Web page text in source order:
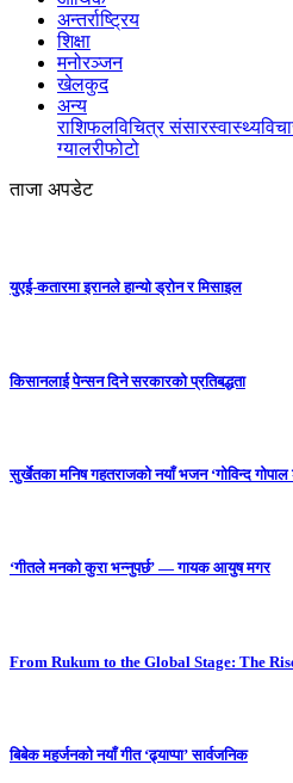
अन्तर्राष्ट्रिय
शिक्षा
मनोरञ्जन
खेलकुद
अन्य
राशिफलविचित्र संसारस्वास्थ्य
ग्यालरीफोटो
ताजा अपडेट
युएई-कतारमा इरानले हान्यो ड्रोन र मिसाइल
किसानलाई पेन्सन दिने सरकारको प्रतिबद्धता
सुर्खेतका मनिष गहतराजको नयाँ भजन ‘गोविन्द गोपाल
‘गीतले मनको कुरा भन्नुपर्छ’ — गायक आयुष मगर
From Rukum to the Global Stage: The
बिबेक महर्जनको नयाँ गीत ‘ढ्याप्पा’ सार्वजनिक